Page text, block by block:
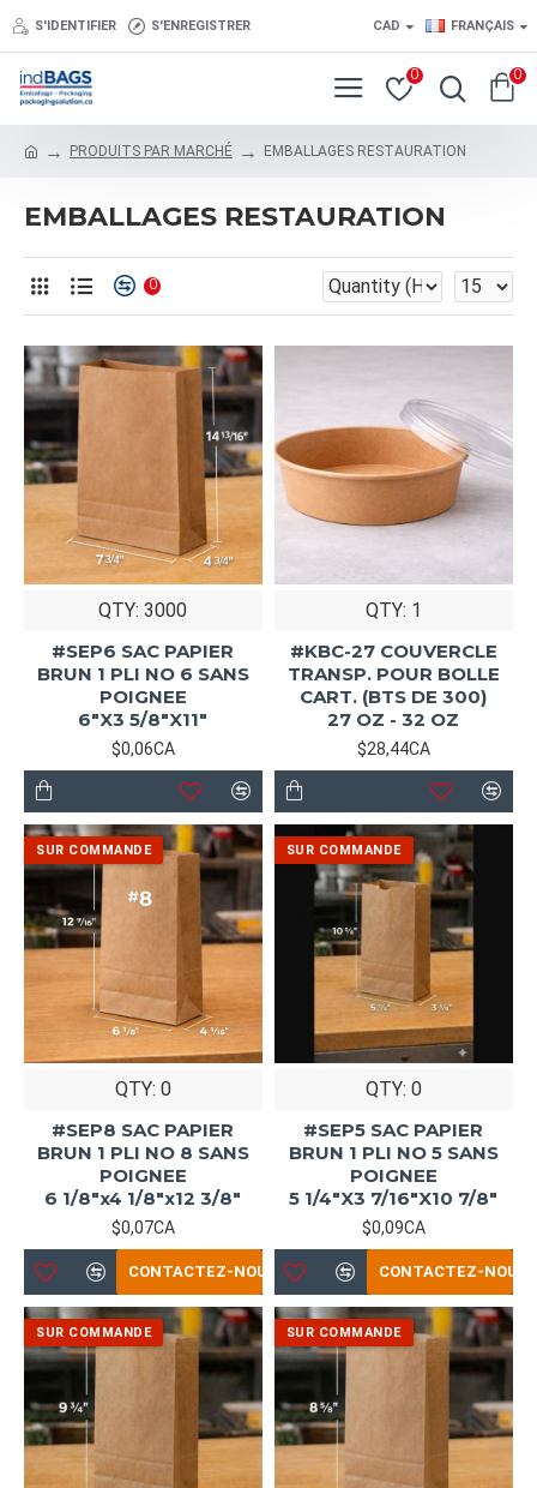
S'IDENTIFIER S'ENREGISTRER CAD FRANÇAIS
0 0
PRODUITS PAR MARCHÉ EMBALLAGES RESTAURATION
EMBALLAGES RESTAURATION
0
QTY: 3000
#SEP6 SAC PAPIER
BRUN 1 PLI NO 6 SANS
POIGNEE
6"X3 5/8"X11"
$0,06CA
QTY: 1
#KBC-27 COUVERCLE
TRANSP. POUR BOLLE
CART. (BTS DE 300)
27 OZ - 32 OZ
$28,44CA
QTY: 0
#SEP8 SAC PAPIER
BRUN 1 PLI NO 8 SANS
POIGNEE
6 1/8"x4 1/8"x12 3/8"
$0,07CA
CONTACTEZ-NOUS
QTY: 0
#SEP5 SAC PAPIER
BRUN 1 PLI NO 5 SANS
POIGNEE
5 1/4"X3 7/16"X10 7/8"
$0,09CA
CONTACTEZ-NOUS